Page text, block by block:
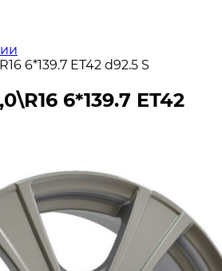
6*139.7 ET42 d92.5 S
6*139.7 ET42